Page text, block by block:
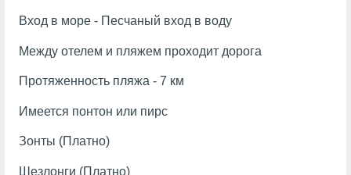
Вход в море - Песчаный вход в воду
Между отелем и пляжем проходит дорога
Протяженность пляжа - 7 км
Имеется понтон или пирс
Зонты (Платно)
Шезлонги (Платно)